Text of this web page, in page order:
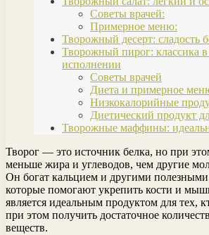
Советы врачей:
Примерное меню:
Творожный десерт: сладость
Творожный пирог: классика
исполнении
Советы врачей
Диета и примерное
Низкокалорийные
Диетический продукт
Творожные маффины:
Творог — это источник белка, но при
меньше жира и углеводов, чем другие
Он богат кальцием и другими
которые помогают укрепить кости и
является идеальным продуктом для тех,
при этом получить достаточное
веществ.